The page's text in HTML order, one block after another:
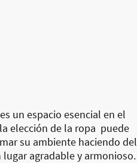
un espacio esencial en el
elección de la ropa puede
su ambiente haciendo del
agradable y armonioso.